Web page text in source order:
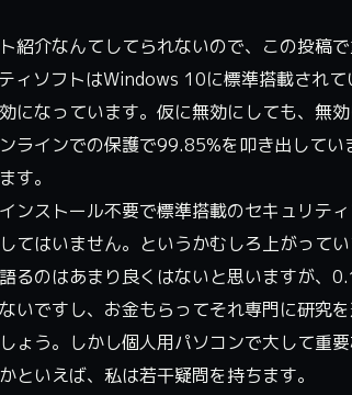
紹介なんてしてられないので、この投
ィソフトはWindows 10に標準搭載され
になっています。仮に無効にしても、無
ラインでの保護で99.85%を叩き出して
す。
ンストール不要で標準搭載のセキュリテ
はいません。というかむしろ上がってい
るのはあまり良くはないと思いますが、
いですし、お金もらってそれ専門に研究
ょう。しかし個人用パソコンで大して重
といえば、私は若干疑問を持ちます。